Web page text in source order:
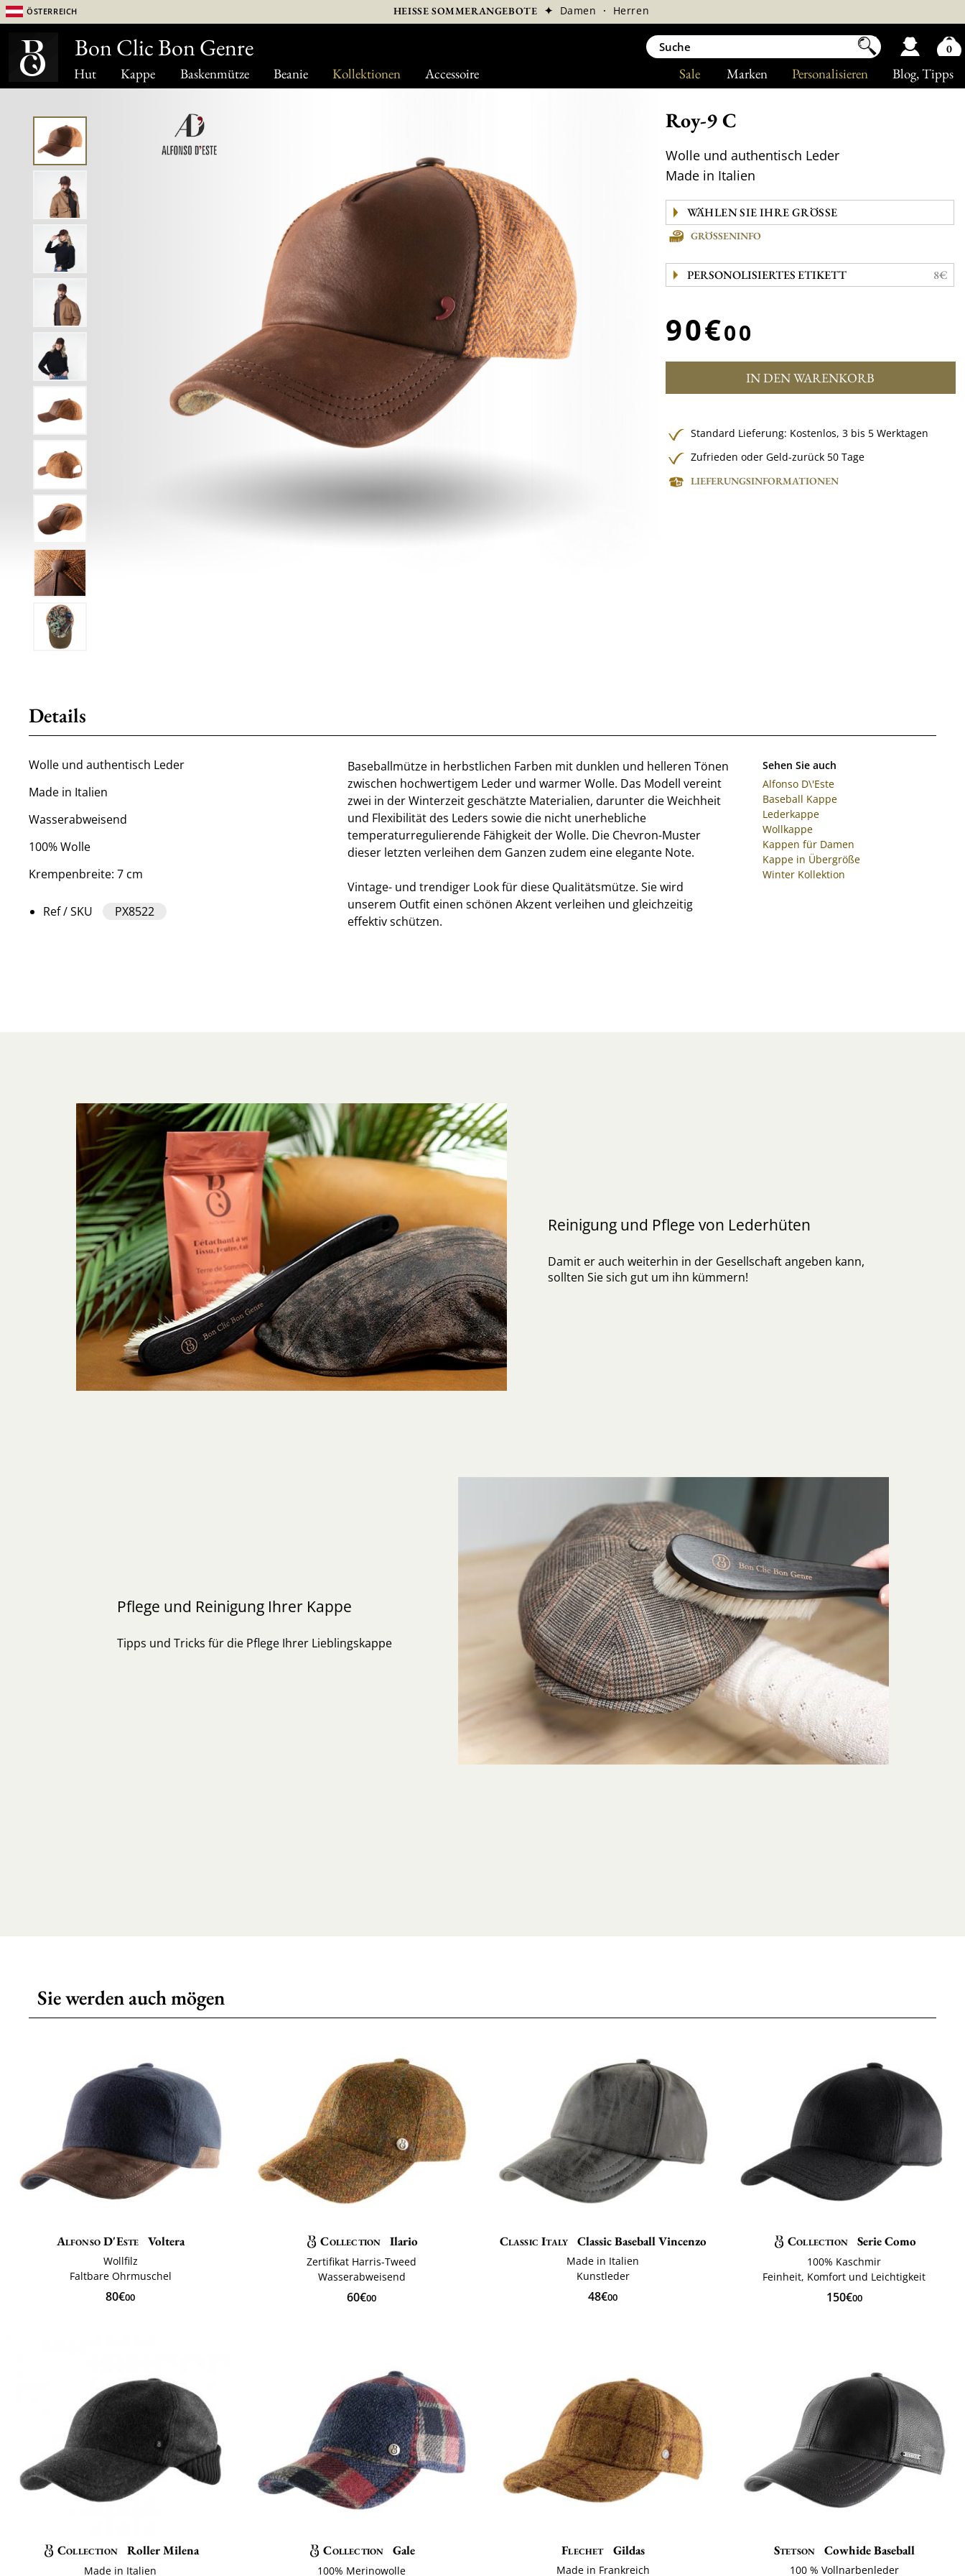
Hut Kappe Baskenmütze Beanie Kollektionen Accessoire Blog, Tipps
Personalisieren
Marken
Sale
Österreich HEISSE SOMMERANGEBOTE ✦ Damen · Herren
Roy-9 C
Wolle und authentisch Leder
Made in Italien
GRÖSSENINFO
PERSONOLISIERTES ETIKETT 8€
90€00
IN DEN WARENKORB
Standard Lieferung: Kostenlos,3 bis 5 Werktagen
Zufrieden oder Geld-zurück 50 Tage
LIEFERUNGSINFORMATIONEN
Details
Wolle und authentisch Leder
Made in Italien
Wasserabweisend
100% Wolle
Krempenbreite: 7 cm
Ref / SKU PX8522
Baseballmütze in herbstlichen Farben mit dunklen und helleren Tönen
zwischen hochwertigem Leder und warmer Wolle. Das Modell vereint
zwei in der Winterzeit geschätzte Materialien, darunter die Weichheit
und Flexibilität des Leders sowie die nicht unerhebliche
temperaturregulierende Fähigkeit der Wolle. Die Chevron-Muster
dieser letzten verleihen dem Ganzen zudem eine elegante Note.
Vintage- und trendiger Look für diese Qualitätsmütze. Sie wird
unserem Outfit einen schönen Akzent verleihen und gleichzeitig
effektiv schützen.
Sehen Sie auch
Alfonso D\'Este
Baseball Kappe
Lederkappe
Wollkappe
Kappen für Damen
Kappe in Übergröße
Winter Kollektion
Reinigung und Pflege von Lederhüten
Damit er auch weiterhin in der Gesellschaft angeben kann,
sollten Sie sich gut um ihn kümmern!
Pflege und Reinigung Ihrer Kappe
Tipps und Tricks für die Pflege Ihrer Lieblingskappe
Sie werden auch mögen
Alfonso D'Este Voltera
Wollfilz
Faltbare Ohrmuschel
80€00
Collection Ilario
Zertifikat Harris-Tweed
Wasserabweisend
60€00
Classic Italy Classic Baseball Vincenzo
Made in Italien
Kunstleder
48€00
Collection Serie Como
100% Kaschmir
Feinheit, Komfort und Leichtigkeit
150€00
Collection Roller Milena
Made in Italien
Collection Gale
100% Merinowolle
Flechet Gildas
Made in Frankreich
Stetson Cowhide Baseball
100 % Vollnarbenleder
Bon Clic Bon Genre 0